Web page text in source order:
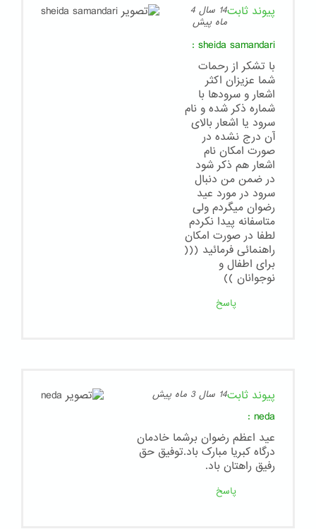
پیوند ثابت
14 سال 4
ماه پیش
sheida samandari
:
با تشکر از رحمات
شما عزیزان اکثر
اشعار و سرودها با
شماره ذکر شده و نام
سرود یا اشعار بالای
آن درج نشده در
صورت امکان نام
اشعار هم ذکر شود
در ضمن من دنبال
سرود در مورد عید
رضوان میگردم ولی
متاسفانه پیدا نکردم
لطفا در صورت امکان
راهنمائی فرمائید (((
برای اطفال و
نوجوانان ))
پاسخ
پیوند ثابت14 سال 3 ماه پیش
neda
:
عید اعظم رضوان برشما خادمان
درگاه کبریا مبارک باد.توفیق حق
رفیق راهتان باد.
پاسخ